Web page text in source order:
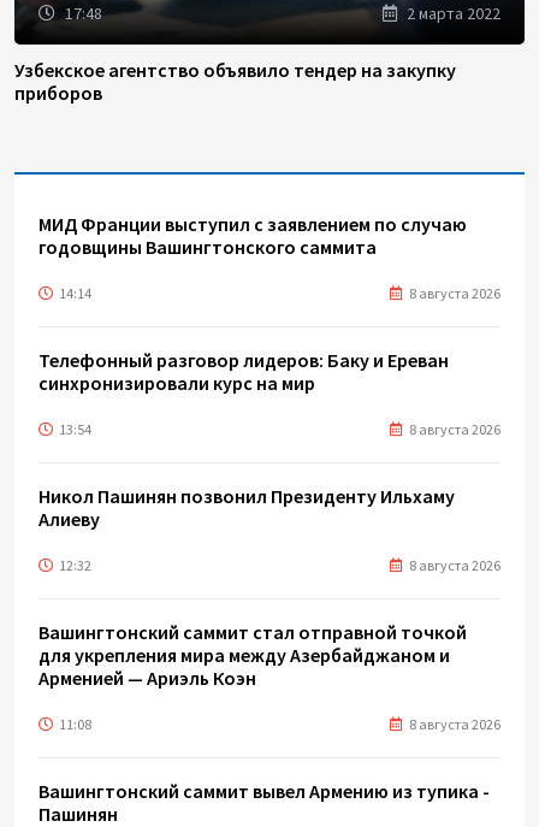
17:48 2 марта 2022
Узбекское агентство объявило тендер на закупку
приборов
МИД Франции выступил с заявлением по случаю
годовщины Вашингтонского саммита
14:14 8 августа 2026
Телефонный разговор лидеров: Баку и Ереван
синхронизировали курс на мир
13:54 8 августа 2026
Никол Пашинян позвонил Президенту Ильхаму
Алиеву
12:32 8 августа 2026
Вашингтонский саммит стал отправной точкой
для укрепления мира между Азербайджаном и
Арменией — Ариэль Коэн
11:08 8 августа 2026
Вашингтонский саммит вывел Армению из тупика -
Пашинян